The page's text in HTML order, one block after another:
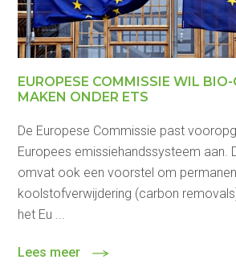
EUROPESE COMMISSIE WIL
MAKEN ONDER ETS
De Europese Commissie past
Europees emissiehandssysteem aan.
omvat ook een voorstel om
koolstofverwijdering (carbon
het Eu ...
Lees meer